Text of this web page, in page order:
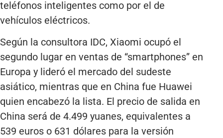
teléfonos inteligentes como por el de
vehículos eléctricos.
Según la consultora IDC, Xiaomi ocupó el
segundo lugar en ventas de “smartphones” en
Europa y lideró el mercado del sudeste
asiático, mientras que en China fue Huawei
quien encabezó la lista. El precio de salida en
China será de 4.499 yuanes, equivalentes a
539 euros o 631 dólares para la versión